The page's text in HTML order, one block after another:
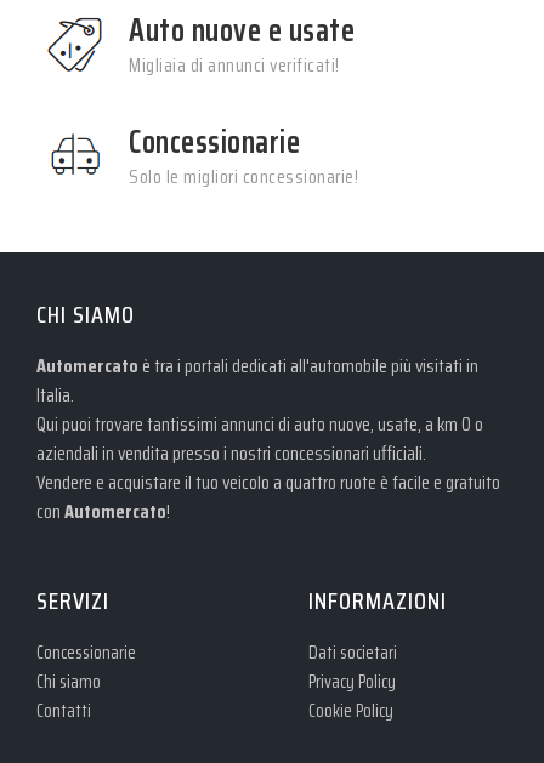
Auto nuove e usate
Migliaia di annunci verificati!
Concessionarie
Solo le migliori concessionarie!
CHI SIAMO
Automercato è tra i portali dedicati all'automobile più visitati in
Italia.
Qui puoi trovare tantissimi annunci di auto nuove, usate, a km 0 o
aziendali in vendita presso i nostri concessionari ufficiali.
Vendere e acquistare il tuo veicolo a quattro ruote è facile e gratuito
conAutomercato!
SERVIZI
Concessionarie
Chi siamo
Contatti
INFORMAZIONI
Dati societari
Privacy Policy
Cookie Policy